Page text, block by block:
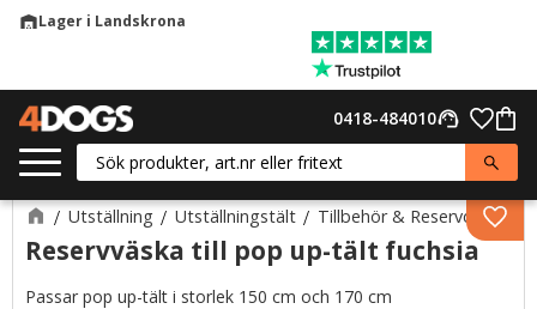
warehouseLager i Landskrona
support_agent
0418-484010
Utställning Utställningstält Tillbehör & Reservdelar
Reservväska till pop up-tält fuchsia
Passar pop up-tält i storlek 150 cm och 170 cm